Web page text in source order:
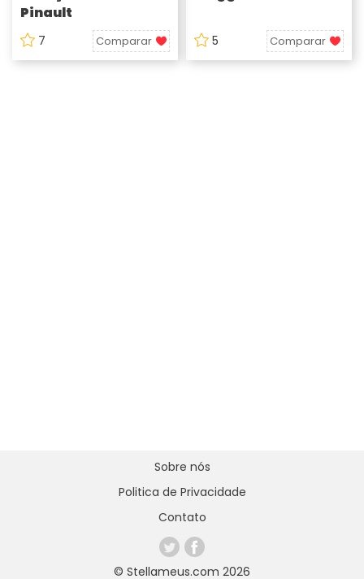
Pinault
7 Comparar 5 Comparar
© Stellameus.com 2026
Sobre nós
Politica de Privacidade
Contato